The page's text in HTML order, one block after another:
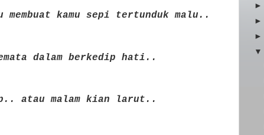
kamu sepi tertunduk malu..
dalam berkedip hati..
atau malam kian larut..
►
►
►
▼